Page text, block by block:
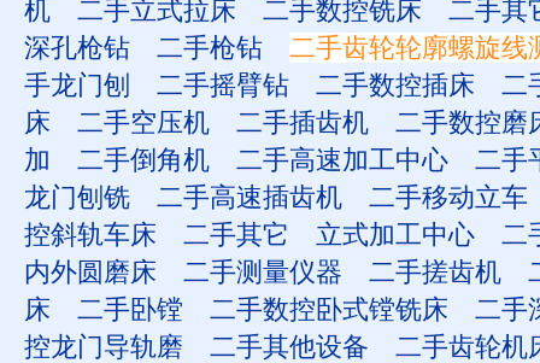
机
二手立式拉床 二手数控铣床
二手其
深孔枪钻
二手枪钻
二手齿轮轮廓螺旋线
手龙门刨
二手摇臂钻 二手数控插床
二
床
二手空压机 二手插齿机
二手数控磨
加
二手倒角机 二手高速加工中心
二手
龙门刨铣
二手高速插齿机
二手移动立车
控斜轨车床
二手其它 立式加工中心
二
内外圆磨床
二手测量仪器 二手搓齿机
床
二手卧镗 二手数控卧式镗铣床
二手
控龙门导轨磨
二手其他设备
二手齿轮机